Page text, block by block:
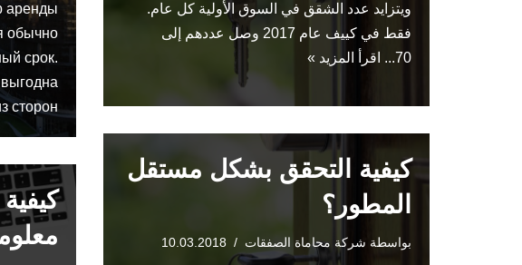
аренды
обычно
срок.
сторон.…
ويتزايد عدد الشقق في السوق الأولية كل عام.
فقط في كييف عام 2017 وصل عددهم إلى
70...
اقرأ المزيد »
كيفية التحقق بشكل مستقل
المطور؟
بواسطة شركة محاماة الصفقات 10.03.2018